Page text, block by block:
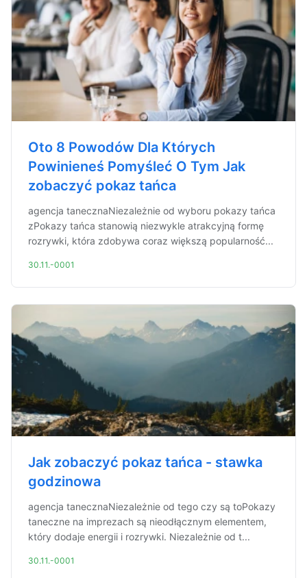
Oto 8 Powodów Dla Których
Powinieneś Pomyśleć O Tym Jak
zobaczyć pokaz tańca
agencja tanecznaNiezależnie od wyboru pokazy tańca
zPokazy tańca stanowią niezwykle atrakcyjną formę
rozrywki, która zdobywa coraz większą popularność...
30.11.-0001
Jak zobaczyć pokaz tańca - stawka
godzinowa
agencja tanecznaNiezależnie od tego czy są toPokazy
taneczne na imprezach są nieodłącznym elementem,
który dodaje energii i rozrywki. Niezależnie od t...
30.11.-0001